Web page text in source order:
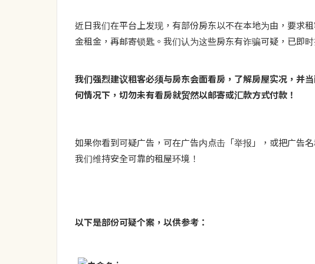
近日我们在平台上发现，有部份房东以不在本地为由，要求
金租金，再邮寄锁匙。我们认为这些房东有诈骗可疑，已即
我们强烈建议租客必须与房东会面看房，了解房屋实况，并
何情况下，切勿未有看房就贸然以邮寄或汇款方式付款！
如果你看到可疑广告，可在广告内点击「举报」，或把广告
我们维持安全可靠的租屋环境！
以下是部份可疑个案，以供参考：